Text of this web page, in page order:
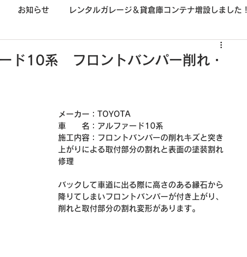
お知らせ レンタルガレージ＆貸倉庫コンテナ増設しました！
ド10系 フロントバンパー削れ・
メーカー：TOYOTA
車　　名： アルファード10系
施工内容： フロントバンパーの削れキズと突き
上がりによる取付部分の割れと表面の塗装割れ
修理
バックして車道に出る際に高さのある縁石から
降りてしまいフロントバンパーが付き上がり、
削れと取付部分の割れ変形があります。